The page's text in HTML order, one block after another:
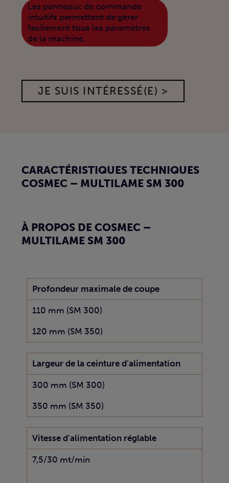
Les panneaux de commande
intuitifs permettent de gérer
facilement tous les paramètres
de la machine.
JE SUIS INTÉRESSÉ(E) >
CARACTÉRISTIQUES TECHNIQUES
COSMEC – MULTILAME SM 300
À PROPOS DE COSMEC –
MULTILAME SM 300
Profondeur maximale de coupe
110 mm (SM 300)
120 mm (SM 350)
Largeur de la ceinture d'alimentation
300 mm (SM 300)
350 mm (SM 350)
Vitesse d'alimentation réglable
7,5/30 mt/min